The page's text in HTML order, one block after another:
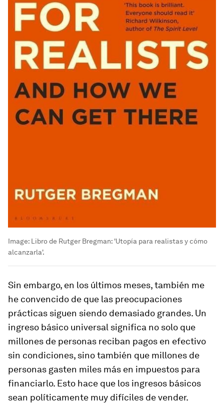
Image: Libro de Rutger Bregman: 'Utopía para realistas y cómo
alcanzarla'.
Sin embargo, en los últimos meses, también me
he convencido de que las preocupaciones
prácticas siguen siendo demasiado grandes. Un
ingreso básico universal significa no solo que
millones de personas reciban pagos en efectivo
sin condiciones, sino también que millones de
personas gasten miles más en impuestos para
financiarlo. Esto hace que los ingresos básicos
sean políticamente muy difíciles de vender.